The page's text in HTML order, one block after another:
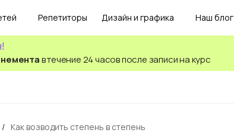
Репетиторы Дизайн и графика Наш блог
в течение 24 часов после записи на курс
/ Как возводить степень в степень